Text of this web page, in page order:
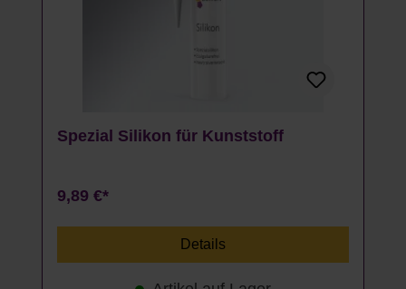
Spezial Silikon für Kunststoff
9,89 €*
Details